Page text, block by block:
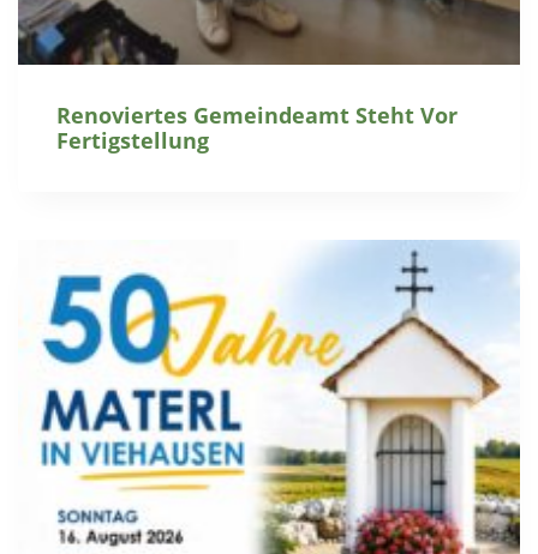
Renoviertes Gemeindeamt Steht Vor
Fertigstellung